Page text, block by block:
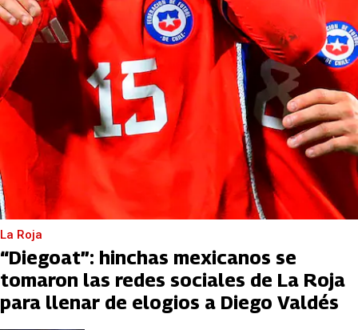
La Roja
“Diegoat”: hinchas mexicanos se
tomaron las redes sociales de La Roja
para llenar de elogios a Diego Valdés